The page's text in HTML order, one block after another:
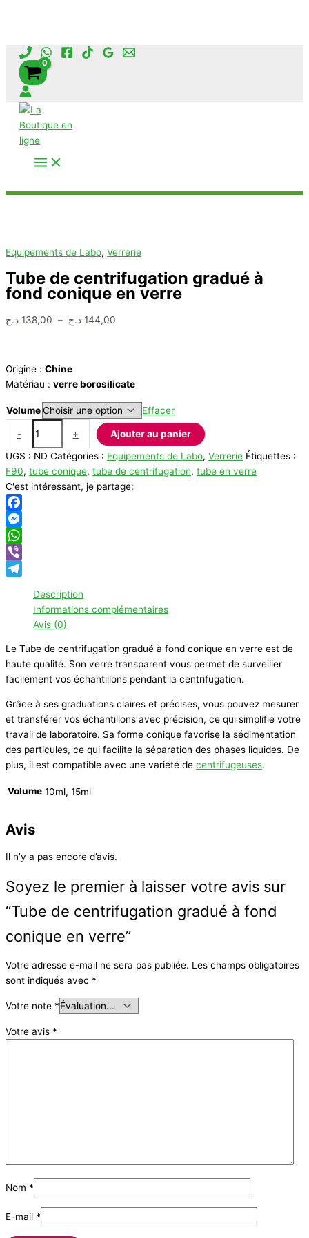
Aller
contenu
Equipements de Labo, Verrerie
Tube de centrifugation gradué à
fond conique en verre
138,00 د.ج – 144,00 د.ج
à
Origine : Chine
Matériau : verre borosilicate
Volume Effacer
-
Tube
de
centrifugation
gradué
à
fond
conique
en
verre
+
Ajouter au panier
UGS : ND Catégories : Equipements de Labo, Verrerie Étiquettes :
F90, tube conique, tube de centrifugation, tube en verre
C'est intéressant, je partage:
Facebook
Messenger
WhatsApp
Viber
Description
Informations complémentaires
Avis (0)
Le Tube de centrifugation gradué à fond conique en verre est de
haute qualité. Son verre transparent vous permet de surveiller
facilement vos échantillons pendant la centrifugation.
Grâce à ses graduations claires et précises, vous pouvez mesurer
et transférer vos échantillons avec précision, ce qui simplifie votre
travail de laboratoire. Sa forme conique favorise la sédimentation
des particules, ce qui facilite la séparation des phases liquides. De
plus, il est compatible avec une variété de centrifugeuses.
Volume 10ml, 15ml
Avis
Il n’y a pas encore d’avis.
Soyez le premier à laisser votre avis sur
“Tube de centrifugation gradué à fond
conique en verre”
Votre adresse e-mail ne sera pas publiée. Les champs obligatoires
sont indiqués avec *
Votre note *
Votre avis *
Nom *
E-mail *